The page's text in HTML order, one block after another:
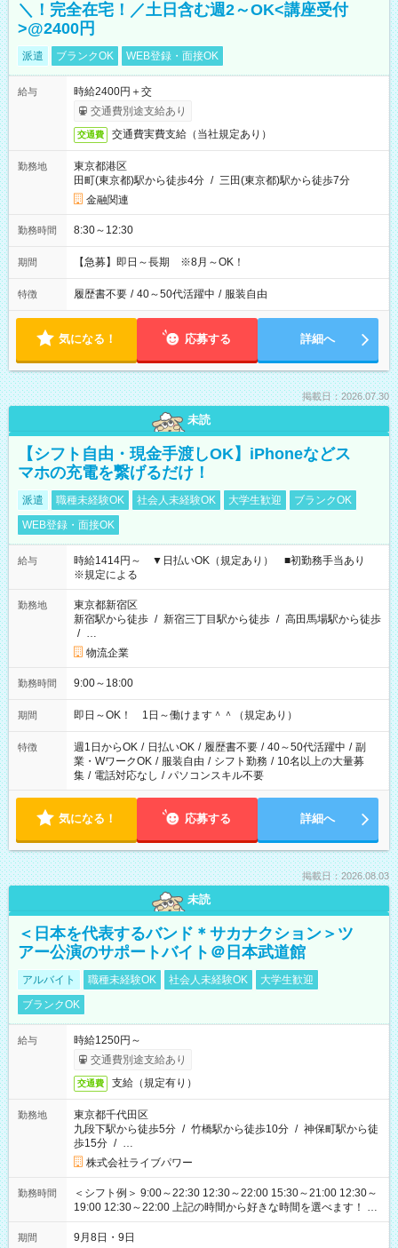
＼！完全在宅！／土日含む週2～OK<講座受付
>@2400円
派遣 ブランクOK WEB登録・面接OK
給与
時給2400円＋交
交通費別途支給あり
交通費 交通費実費支給（当社規定あり）
勤務地
東京都港区
田町(東京都)駅から徒歩4分 / 三田(東京都)駅から徒歩7分
金融関連
勤務時間 8:30～12:30
期間 【急募】即日～長期 ※8月～OK！
特徴 履歴書不要 / 40～50代活躍中 / 服装自由
気になる！ 応募する 詳細へ
掲載日：2026.07.30
未読
【シフト自由・現金手渡しOK】iPhoneなどス
マホの充電を繋げるだけ！
派遣 職種未経験OK 社会人未経験OK 大学生歓迎
ブランクOK
WEB登録・面接OK
給与
時給1414円～ ▼日払いOK（規定あり） ■初勤務手当あり
※規定による
勤務地
東京都新宿区
新宿駅から徒歩 / 新宿三丁目駅から徒歩 / 高田馬場駅から徒歩
/ …
物流企業
勤務時間 9:00～18:00
期間 即日～OK！ 1日～働けます＾＾（規定あり）
特徴 週1日からOK / 日払いOK / 履歴書不要 / 40～50代活躍中 / 副
業・WワークOK / 服装自由 / シフト勤務 / 10名以上の大量募
集 / 電話対応なし / パソコンスキル不要
気になる！ 応募する 詳細へ
掲載日：2026.08.03
未読
＜日本を代表するバンド＊サカナクション＞ツ
アー公演のサポートバイト＠日本武道館
アルバイト 職種未経験OK 社会人未経験OK
大学生歓迎
ブランクOK
給与
時給1250円～
交通費別途支給あり
交通費 支給（規定有り）
勤務地
東京都千代田区
九段下駅から徒歩5分 / 竹橋駅から徒歩10分 / 神保町駅から徒
歩15分 / …
株式会社ライブパワー
勤務時間
＜シフト例＞ 9:00～22:30 12:30～22:00 15:30～21:00 12:30～
19:00 12:30～22:00 上記の時間から好きな時間を選べます！ ※
時間は変更となる可能性があります
期間 9月8日・9日